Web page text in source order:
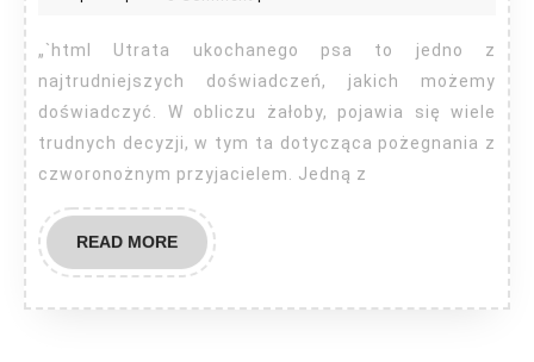
„`html Utrata ukochanego psa to jedno z
najtrudniejszych doświadczeń, jakich możemy
doświadczyć. W obliczu żałoby, pojawia się wiele
trudnych decyzji, w tym ta dotycząca pożegnania z
czworonożnym przyjacielem. Jedną z
READ MOREREAD
MORE